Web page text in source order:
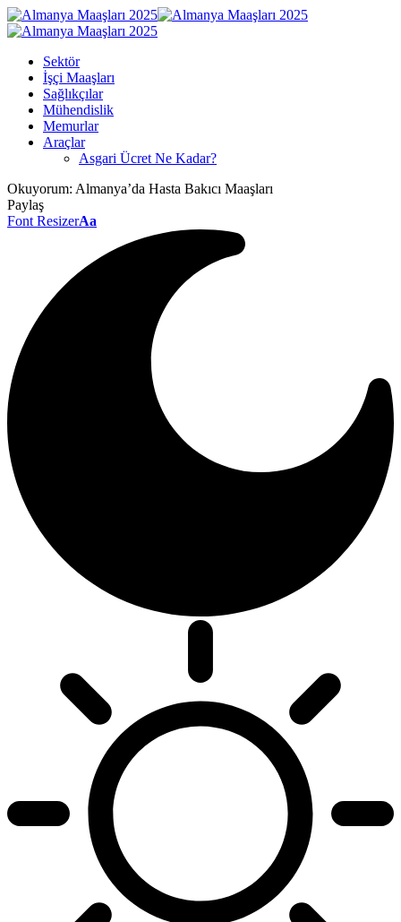
Sektör
İşçi Maaşları
Sağlıkçılar
Mühendislik
Memurlar
Araçlar
Asgari Ücret Ne Kadar?
Okuyorum: Almanya’da Hasta Bakıcı Maaşları
Paylaş
Font ResizerAa